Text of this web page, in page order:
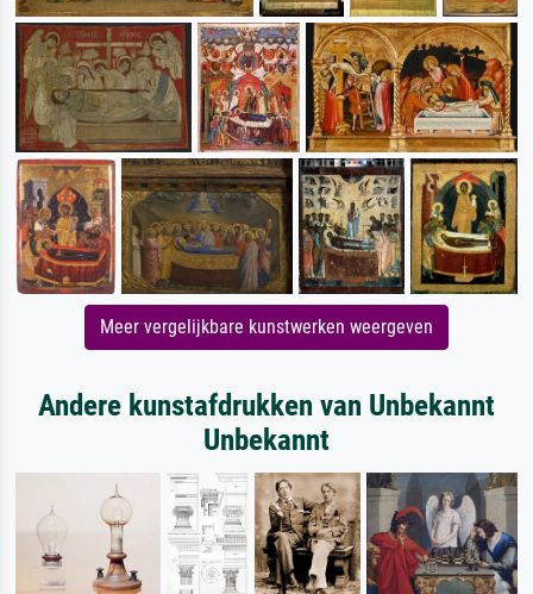
Meer vergelijkbare kunstwerken weergeven
Andere kunstafdrukken van Unbekannt
Unbekannt